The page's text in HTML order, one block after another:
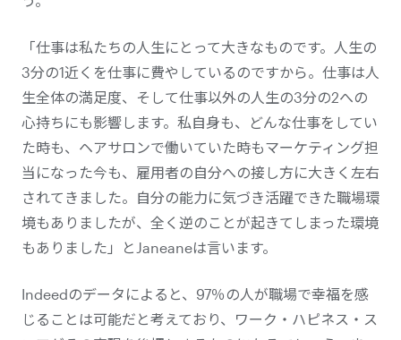
「仕事は私たちの人生にとって大きなものです。人生の
3分の1近くを仕事に費やしているのですから。仕事は人
生全体の満足度、そして仕事以外の人生の3分の2への
心持ちにも影響します。私自身も、どんな仕事をしてい
た時も、ヘアサロンで働いていた時もマーケティング担
当になった今も、雇用者の自分への接し方に大きく左右
されてきました。自分の能力に気づき活躍できた職場環
境もありましたが、全く逆のことが起きてしまった環境
もありました」とJaneaneは言います。
Indeedのデータによると、97％の人が職場で幸福を感
じることは可能だと考えており、ワーク・ハピネス・ス